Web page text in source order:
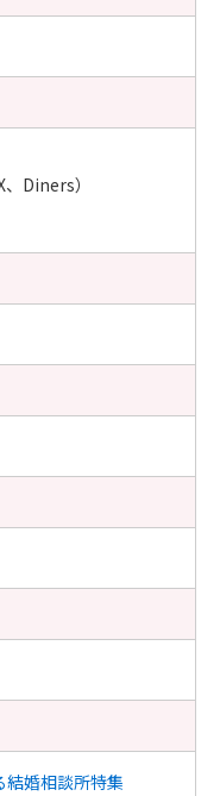
Diners）
結婚相談所特集